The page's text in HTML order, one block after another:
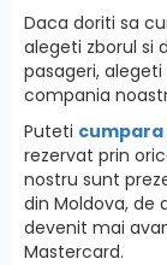
Daca doriti sa
alegeti zborul si
pasageri,
compania
Puteti cumpara
rezervat prin
nostru sunt
din Moldova, de
devenit mai
Mastercard.